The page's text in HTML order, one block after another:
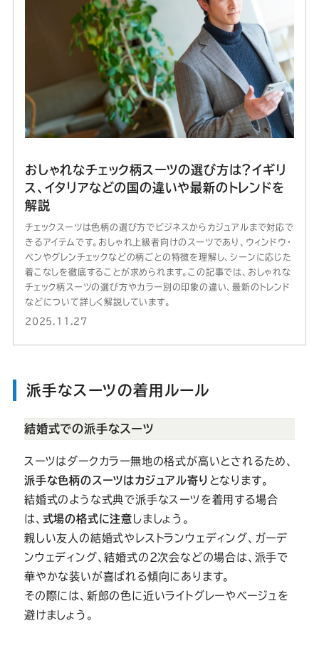
おしゃれなチェック柄スーツの選び方は？イギリ
ス、イタリアなどの国の違いや最新のトレンドを
解説
チェックスーツは色柄の選び方でビジネスからカジュアルまで対応で
きるアイテムです。おしゃれ上級者向けのスーツであり、ウィンドウ・
ペンやグレンチェックなどの柄ごとの特徴を理解し、シーンに応じた
着こなしを徹底することが求められます。この記事では、おしゃれな
チェック柄スーツの選び方やカラー別の印象の違い、最新のトレンド
などについて詳しく解説しています。
2025.11.27
派手なスーツの着用ルール
結婚式での派手なスーツ
スーツはダークカラー無地の格式が高いとされるため、
派手な色柄のスーツはカジュアル寄り となります。
結婚式のような式典で派手なスーツを着用する場合
は、 式場の格式に注意 しましょう。
親しい友人の結婚式やレストランウェディング、ガーデ
ンウェディング、結婚式の2次会などの場合は、派手で
華やかな装いが喜ばれる傾向にあります。
その際には、新郎の色に近いライトグレーやベージュを
避けましょう。